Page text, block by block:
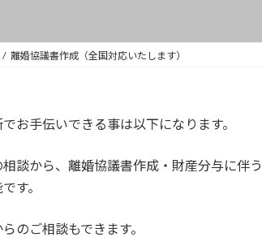
離婚協議書作成（全国対応いたします）
お手伝いできる事は以下になります。
談から、離婚協議書作成・財産分与に伴
す。
のご相談もできます。